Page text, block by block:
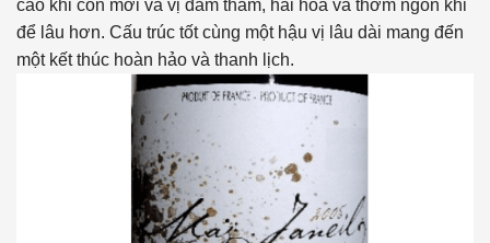
cao khi còn mới và vị đằm thắm, hài hòa và thơm ngon khi
để lâu hơn. Cấu trúc tốt cùng một hậu vị lâu dài mang đến
một kết thúc hoàn hảo và thanh lịch.